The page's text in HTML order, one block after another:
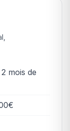
mois de